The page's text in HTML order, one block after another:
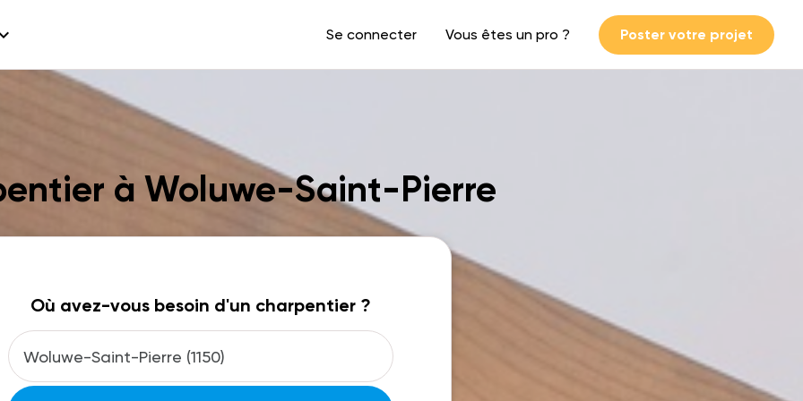
Se connecter Vous êtes un pro ? Poster votre projet
à Woluwe-Saint-Pierre
Où avez-vous besoin d'un charpentier ?